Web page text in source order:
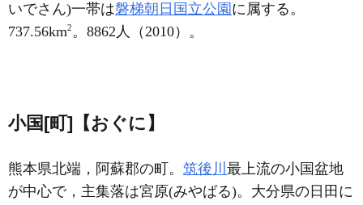
いでさん)一帯は磐梯朝日国立公園 に属する。
737.56km2。8862人（2010）。
小国[町]【おぐに】
熊本県北端，阿蘇郡の町。 筑後川 最上流の小国盆地
が中心で，主集落は宮原(みやばる)。大分県の日田に